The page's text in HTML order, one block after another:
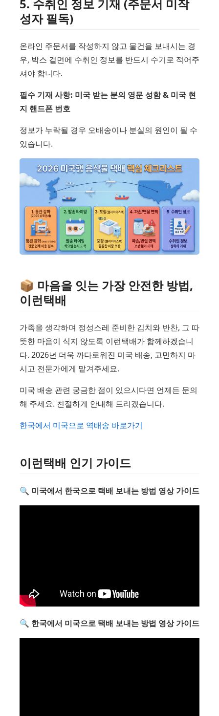
5. 수취인 정보 기재 (주문서 미작
성자 필독)
온라인 주문서를 작성하지 않고 물건을 보내시는 경
우, 박스 겉면에 수취인 정보를 반드시 수기로 적어주
셔야 합니다.
필수 기재 사항: 미국 받는 분의 영문 성함 & 미국 현
지 핸드폰 번호
정보가 누락될 경우 오배송이나 분실의 원인이 될 수
있습니다.
📦 마음을 잇는 가장 안전한 방법,
이런택배
가족을 생각하며 정성스레 준비한 김치와 반찬, 그 따
뜻한 마음이 식지 않도록 이런택배가 함께하겠습니
다. 2026년 더욱 까다로워진 미국 배송, 고민하지 마
시고 전문가에게 맡겨주세요.
미국 배송 관련 궁금한 점이 있으시다면 언제든 문의
해 주세요. 친절하게 안내해 드리겠습니다.
한국에서 미국으로 역배송 바로가기
이런택배 인기 가이드
🔍 미국에서 한국으로 택배 보내는 방법 영상 가이드
🔍 한국에서 미국으로 택배 보내는 방법 영상 가이드